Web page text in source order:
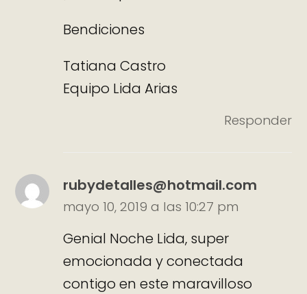
Bendiciones
Tatiana Castro
Equipo Lida Arias
Responder
rubydetalles@hotmail.com
mayo 10, 2019 a las 10:27 pm
Genial Noche Lida, super
emocionada y conectada
contigo en este maravilloso